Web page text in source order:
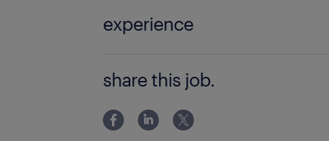
experience
化学系の授業が好きだった方にもオス
格 危険物、高圧ガス、酸欠、有機則な
share this job.